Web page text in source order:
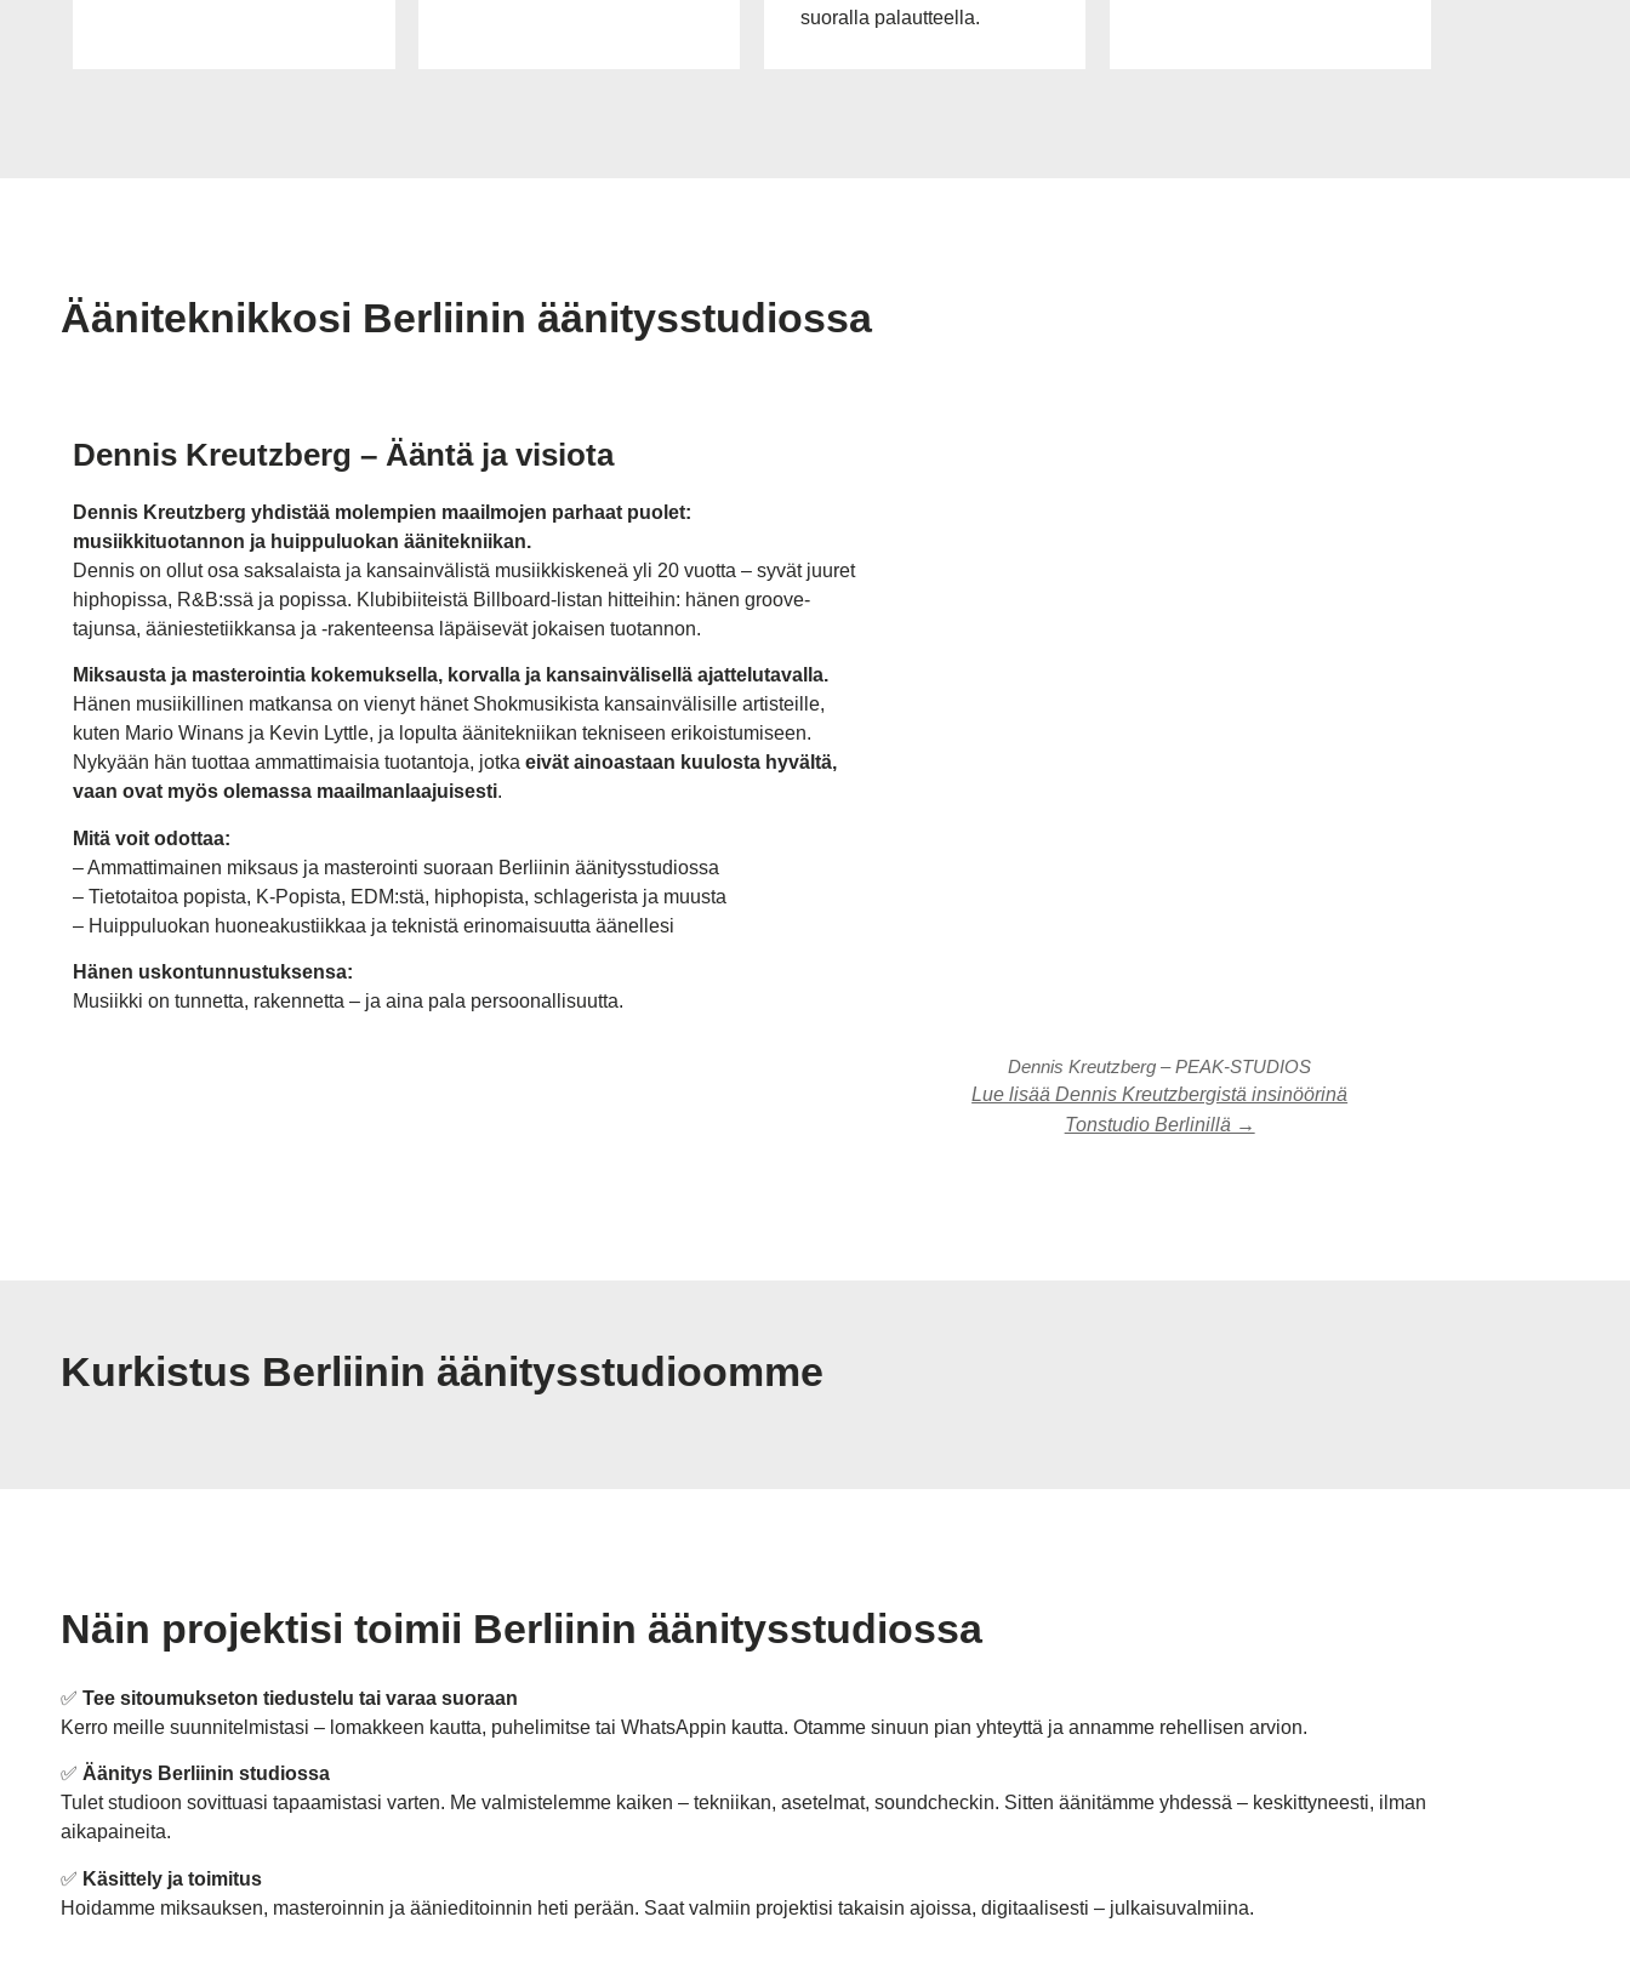
suoralla palautteella.
Ääniteknikkosi Berliinin äänitysstudiossa
Dennis Kreutzberg – Ääntä ja visiota
Dennis Kreutzberg yhdistää molempien maailmojen parhaat puolet:
musiikkituotannon ja huippuluokan äänitekniikan.
Dennis on ollut osa saksalaista ja kansainvälistä musiikkiskeneä yli 20 vuotta – syvät juuret
hiphopissa, R&B:ssä ja popissa. Klubibiiteistä Billboard-listan hitteihin: hänen groove-
tajunsa, ääniestetiikkansa ja -rakenteensa läpäisevät jokaisen tuotannon.
Miksausta ja masterointia kokemuksella, korvalla ja kansainvälisellä ajattelutavalla.
Hänen musiikillinen matkansa on vienyt hänet Shokmusikista kansainvälisille artisteille,
kuten Mario Winans ja Kevin Lyttle, ja lopulta äänitekniikan tekniseen erikoistumiseen.
Nykyään hän tuottaa ammattimaisia ​​tuotantoja, jotka eivät ainoastaan ​​kuulosta hyvältä,
vaan ovat myös olemassa maailmanlaajuisesti.
Mitä voit odottaa:
– Ammattimainen miksaus ja masterointi suoraan Berliinin äänitysstudiossa
– Tietotaitoa popista, K-Popista, EDM:stä, hiphopista, schlagerista ja muusta
– Huippuluokan huoneakustiikkaa ja teknistä erinomaisuutta äänellesi
Hänen uskontunnustuksensa:
Musiikki on tunnetta, rakennetta – ja aina pala persoonallisuutta.
Dennis Kreutzberg – PEAK-STUDIOS
Lue lisää Dennis Kreutzbergistä insinöörinä
Tonstudio Berlinillä →
Kurkistus Berliinin äänitysstudioomme
Näin projektisi toimii Berliinin äänitysstudiossa
✅ Tee sitoumukseton tiedustelu tai varaa suoraan
Kerro meille suunnitelmistasi – lomakkeen kautta, puhelimitse tai WhatsAppin kautta. Otamme sinuun pian yhteyttä ja annamme rehellisen arvion.
✅ Äänitys Berliinin studiossa
Tulet studioon sovittuasi tapaamistasi varten. Me valmistelemme kaiken – tekniikan, asetelmat, soundcheckin. Sitten äänitämme yhdessä – keskittyneesti, ilman
aikapaineita.
✅ Käsittely ja toimitus
Hoidamme miksauksen, masteroinnin ja äänieditoinnin heti perään. Saat valmiin projektisi takaisin ajoissa, digitaalisesti – julkaisuvalmiina.